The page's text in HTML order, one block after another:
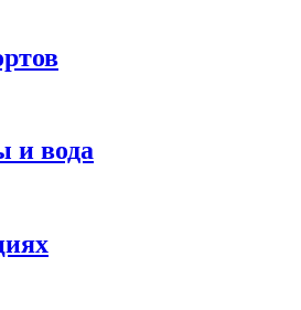
и вода